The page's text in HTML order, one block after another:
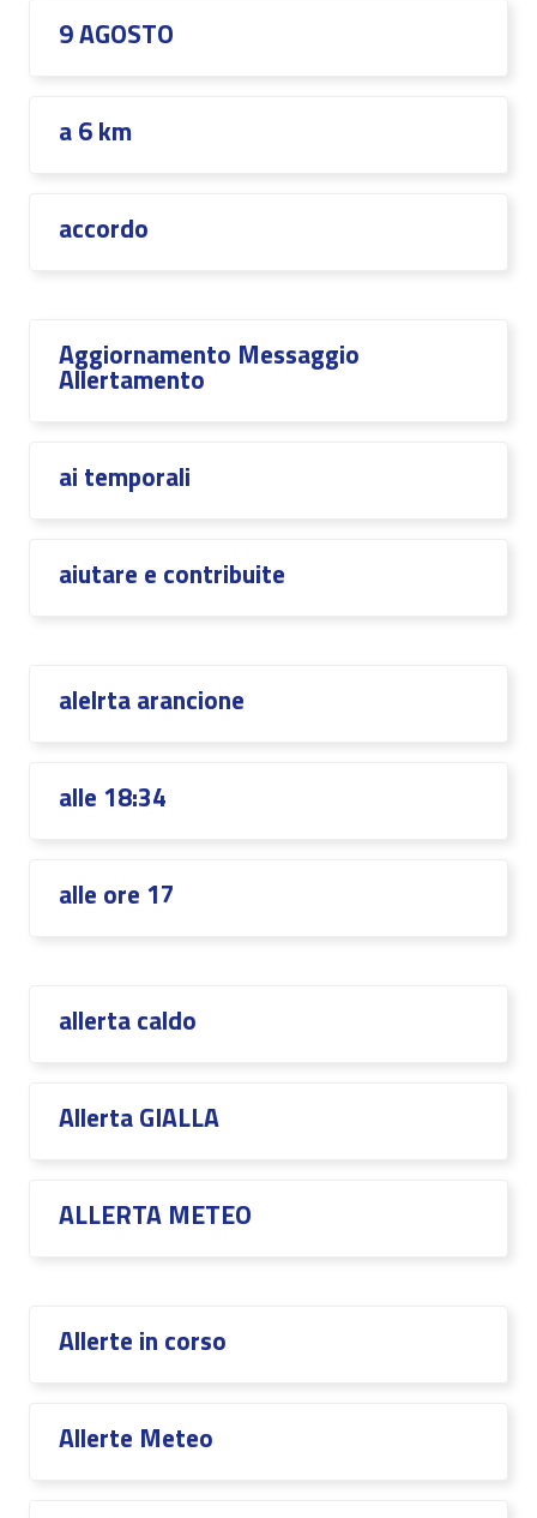
9 AGOSTO
a 6 km
accordo
Aggiornamento Messaggio
Allertamento
ai temporali
aiutare e contribuite
alelrta arancione
alle 18:34
alle ore 17
allerta caldo
Allerta GIALLA
ALLERTA METEO
Allerte in corso
Allerte Meteo